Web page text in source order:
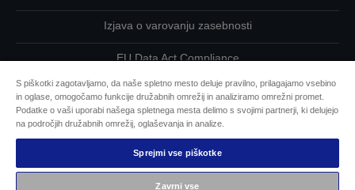
Izjava o varovanju zasebnosti
EU Data Act Compliance
Kontaktirajte nas glede svojih podatkov
Informacije o piškotkih
Epsonova zavezanost dostopnosti
S piškotki zagotavljamo, da naše spletno mesto deluje pravilno, prilagajamo vsebino
in oglase, omogočamo funkcije družabnih omrežij in analiziramo omrežni promet.
Podatke o vaši uporabi našega spletnega mesta delimo s svojimi partnerji, ki delujejo
na področjih družabnih omrežij, oglaševanja in analize.
Sprejmi vse piškotke
Zavrni vse